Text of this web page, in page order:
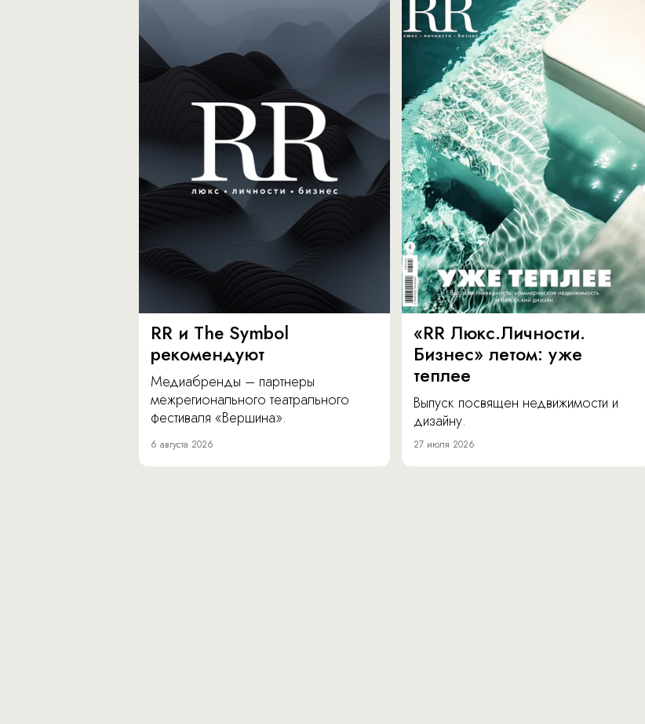
RR и The Symbol
рекомендуют
Медиабренды – партнеры
межрегионального театрального
фестиваля «Вершина».
6 августа 2026
«RR Люкс.Личности.
Бизнес» летом: уже
теплее
Выпуск посвящен недвижимости и
дизайну.
27 июля 2026